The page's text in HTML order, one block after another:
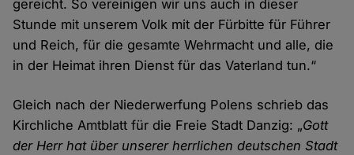
gereicht. So vereinigen wir uns auch in dieser
Stunde mit unserem Volk mit der Fürbitte für Führer
und Reich, für die gesamte Wehrmacht und alle, die
in der Heimat ihren Dienst für das Vaterland tun.“
Gleich nach der Niederwerfung Polens schrieb das
Kirchliche Amtblatt für die Freie Stadt Danzig: „Gott
der Herr hat über unserer herrlichen deutschen Stadt